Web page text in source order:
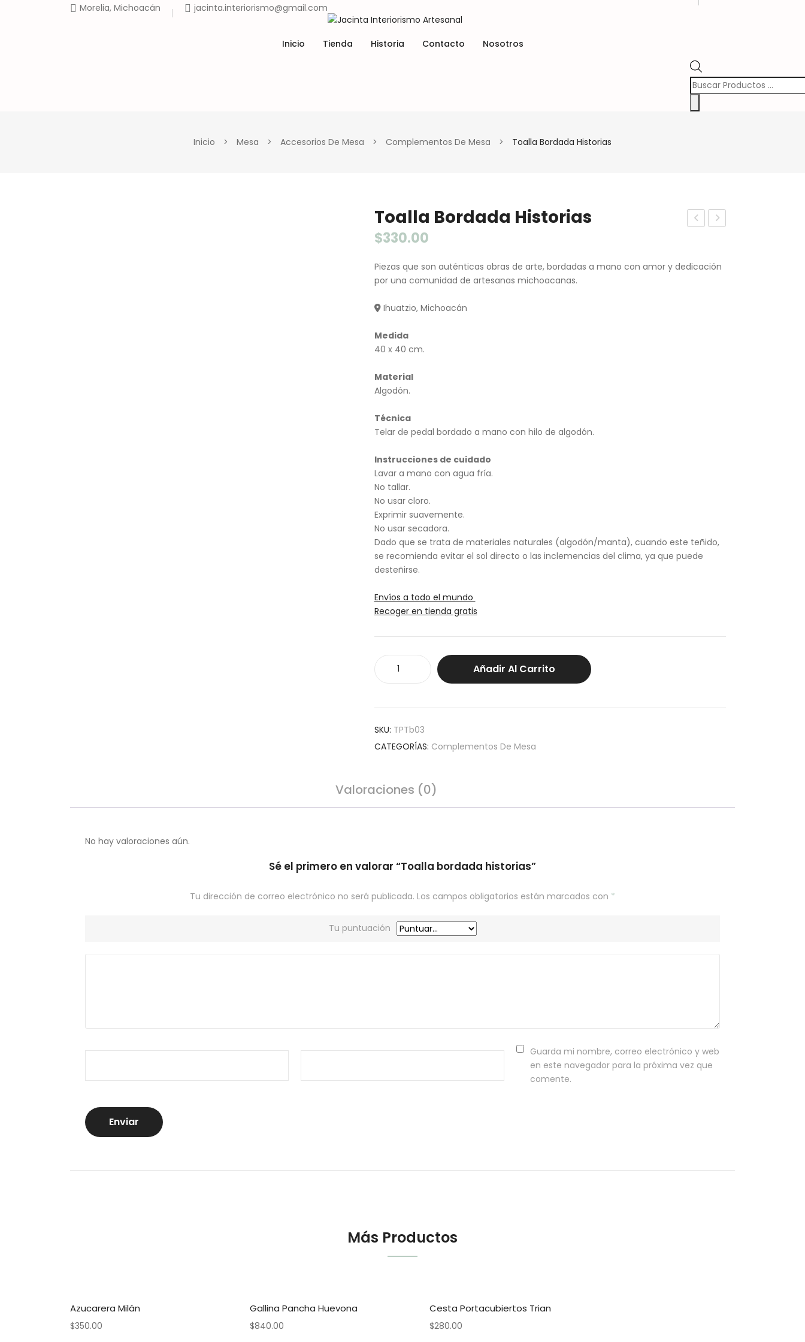
Morelia, Michoacán jacinta.interiorismo@gmail.com
Inicio Tienda Historia Contacto Nosotros
Búsqueda
de
Productos
Inicio > Mesa > Accesorios De Mesa > Complementos De Mesa > Toalla Bordada Historias
s
to
Toalla Bordada Historias
$330.00
Piezas que son auténticas obras de arte, bordadas a mano con amor y dedicación
por una comunidad de artesanas michoacanas.
Ihuatzio, Michoacán
Medida
40 x 40 cm.
Material
Algodón.
Técnica
Telar de pedal bordado a mano con hilo de algodón.
Instrucciones de cuidado
Lavar a mano con agua fría.
No tallar.
No usar cloro.
Exprimir suavemente.
No usar secadora.
Dado que se trata de materiales naturales (algodón/manta), cuando este teñido,
se recomienda evitar el sol directo o las inclemencias del clima, ya que puede
desteñirse.
Envíos a todo el mundo
Recoger en tienda gratis
bordada
Añadir Al Carrito
SKU: TPTb03
CATEGORÍAS: Complementos De Mesa
Valoraciones (0)
No hay valoraciones aún.
Sé el primero en valorar “Toalla bordada historias”
Tu dirección de correo electrónico no será publicada. Los campos obligatorios están marcados con *
Tu puntuación
Guarda mi nombre, correo electrónico y web
en este navegador para la próxima vez que
comente.
Más Productos
Azucarera Milán
$350.00
Gallina Pancha Huevona
$840.00
Cesta Portacubiertos Trian
$280.00